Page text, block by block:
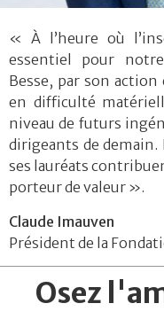
« À l’heure où
essentiel pour
Besse, par son
en difficulté
niveau de futurs
dirigeants de
ses lauréats
porteur de valeur ».
Claude Imauven
Président de la
Osez